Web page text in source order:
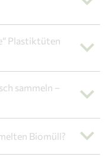
Plastiktüten
sammeln –
Biomüll?